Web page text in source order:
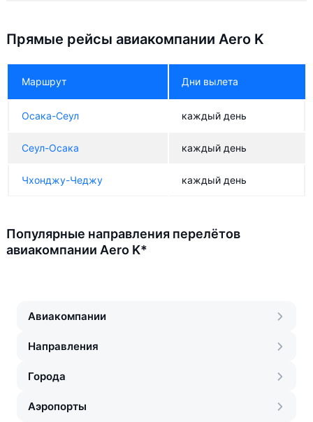
Прямые рейсы авиакомпании Aero K
Маршрут Дни вылета
Осака-Сеул каждый день
Сеул-Осака каждый день
Чхонджу-Чеджу каждый день
Популярные направления перелётов
авиакомпании Aero K*
Авиакомпании
Направления
Города
Аэропорты